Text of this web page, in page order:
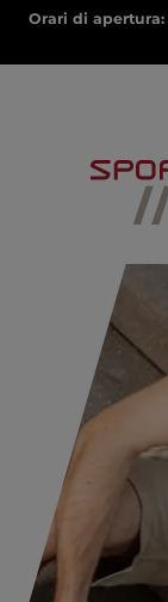
Orari di apertura: